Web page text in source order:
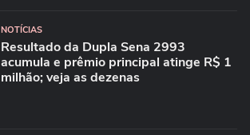
NOTÍCIAS
Resultado da Dupla Sena 2993
acumula e prêmio principal atinge R$ 1
milhão; veja as dezenas